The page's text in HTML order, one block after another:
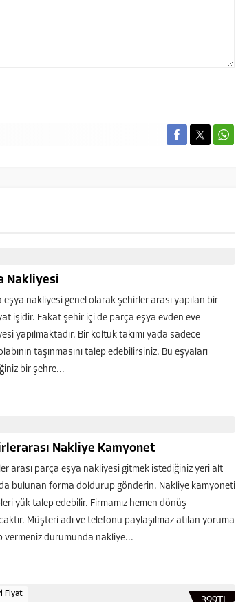
Nakliyesi
eşya nakliyesi genel olarak şehirler arası yapılan bir
işidir. Fakat şehir içi de parça eşya evden eve
yapılmaktadır. Bir koltuk takımı yada sadece
taşınmasını talep edebilirsiniz. Bu eşyaları
bir şehre...
Nakliye Kamyonet
arası parça eşya nakliyesi gitmek istediğiniz yeri alt
bulunan forma doldurup gönderin. Nakliye kamyoneti
yük talep edebilir. Firmamız hemen dönüş
Müşteri adı ve telefonu paylaşılmaz atılan yoruma
vermeniz durumunda nakliye...
Fiyat